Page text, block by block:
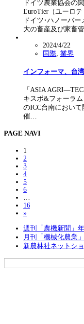
ドイツ農業協会の
EuroTier（ユーロテ
ドイツ･ハノーバ
大の畜産及び家畜
2024/4/22
国際, 業界
インフォーマ、台
「ASIA
キスポ&フォーラ
のICC台南におい
催…
PAGE NAVI
1
2
3
4
5
6
16
»
週刊「農機新聞」
月刊「機械化農業
新農林社ネットシ
索: